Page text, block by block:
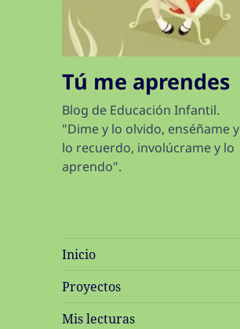
Tú me aprendes
Blog de Educación Infantil.
"Dime y lo olvido, enséñame y
lo recuerdo, involúcrame y lo
aprendo".
Inicio
Proyectos
Mis lecturas